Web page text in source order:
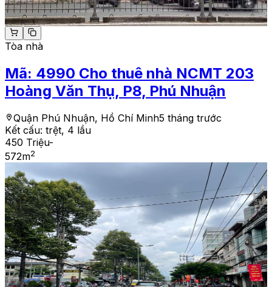
Tòa nhà
Mã: 4990 Cho thuê nhà NCMT 203
Hoàng Văn Thụ, P8, Phú Nhuận
Quận Phú Nhuận, Hồ Chí Minh5 tháng trước
Kết cấu: trệt, 4 lầu
450 Triệu-
572m2